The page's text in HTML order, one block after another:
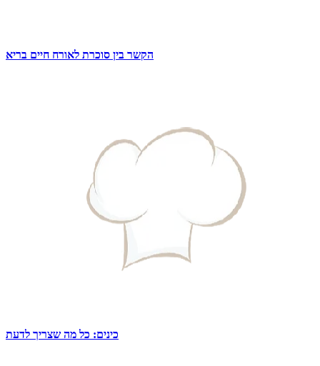
הקשר בין סוכרת לאורח חיים בריא
כינים: כל מה שצריך לדעת